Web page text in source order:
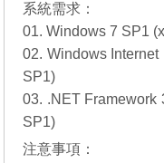
系統需求：
01. Windows 7 SP1
02. Windows Internet
SP1)
03. .NET Framework
SP1)
注意事項：